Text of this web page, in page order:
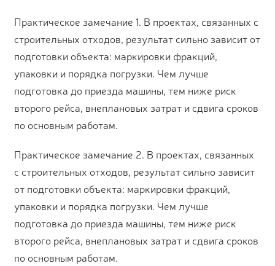
Практическое замечание 1. В проектах, связанных с
строительных отходов, результат сильно зависит от
подготовки объекта: маркировки фракций,
упаковки и порядка погрузки. Чем лучше
подготовка до приезда машины, тем ниже риск
второго рейса, внеплановых затрат и сдвига сроков
по основным работам.
Практическое замечание 2. В проектах, связанных
с строительных отходов, результат сильно зависит
от подготовки объекта: маркировки фракций,
упаковки и порядка погрузки. Чем лучше
подготовка до приезда машины, тем ниже риск
второго рейса, внеплановых затрат и сдвига сроков
по основным работам.